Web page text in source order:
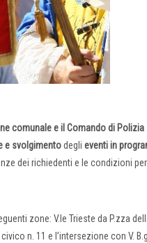
comunale e il Comando di Polizia
e svolgimentodegli eventi in
dei richiedenti e le condizioni per
zone: V.le Trieste da P.zza
n. 11 e l’intersezione con V.